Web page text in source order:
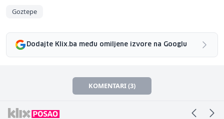
Goztepe
Dodajte Klix.ba među omiljene izvore na Googlu
KOMENTARI (3)